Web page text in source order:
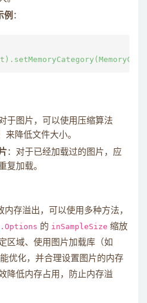
例 ：
于图片，可以使用压缩算法
来降低文件大小。
：对于已经加载过的图片，应
复加载。
内存溢出，可以使用多种方法，
的 inSampleSize 缩放
区域、使用图片加载库（如
优化，并合理设置图片的内存
降低内存占用，防止内存溢